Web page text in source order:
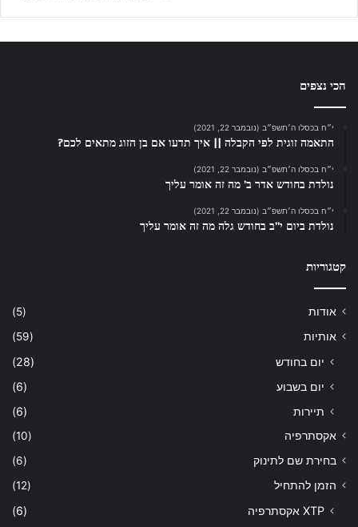
הכי נצפים
י״ח בכסלו ה׳תשפ״ב (נובמבר 22, 2021)
התאמה זוגית לפי הקבלה || איך תדעו אם בן הזוג מתאים לכם?
י״ח בכסלו ה׳תשפ״ב (נובמבר 22, 2021)
נולדת בחודש אדר ב’ מה זה אומר עליך
י״ח בכסלו ה׳תשפ״ב (נובמבר 22, 2021)
נולדת ביום י”ב בחודש גלה מה זה אומר עליך
קטגוריות
אודות
(5)
אותיות
(59)
יום בחודש
(28)
יום בשבוע
(6)
תיירות
(6)
אקסתרפיה
(10)
בחירת שם לתינוק
(6)
הזמן להתחיל
(12)
XTP אקסתרפיה
(6)